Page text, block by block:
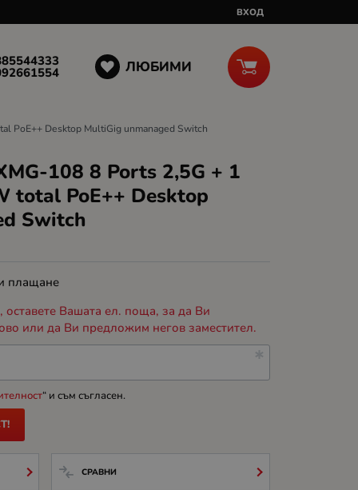
ВХОД
ЛЮБИМИ
PoE++ Desktop MultiGig unmanaged Switch
108 8 Ports 2,5G + 1
total PoE++ Desktop
Switch
плащане
оставете Вашата ел. поща, за да Ви
или да Ви предложим негов заместител.
“ и съм съгласен.
СРАВНИ